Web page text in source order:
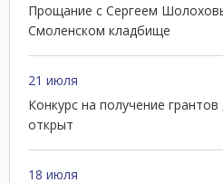
Прощание с Сергеем
Смоленском кладбище
21 июля
Конкурс на получение
открыт
18 июля